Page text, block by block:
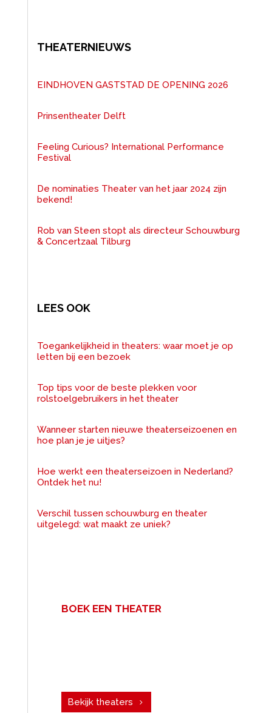
THEATERNIEUWS
EINDHOVEN GASTSTAD DE OPENING 2026
Prinsentheater Delft
Feeling Curious? International Performance
Festival
De nominaties Theater van het jaar 2024 zijn
bekend!
Rob van Steen stopt als directeur Schouwburg
& Concertzaal Tilburg
LEES OOK
Toegankelijkheid in theaters: waar moet je op
letten bij een bezoek
Top tips voor de beste plekken voor
rolstoelgebruikers in het theater
Wanneer starten nieuwe theaterseizoenen en
hoe plan je je uitjes?
Hoe werkt een theaterseizoen in Nederland?
Ontdek het nu!
Verschil tussen schouwburg en theater
uitgelegd: wat maakt ze uniek?
BOEK EEN THEATER
Bekijk theaters